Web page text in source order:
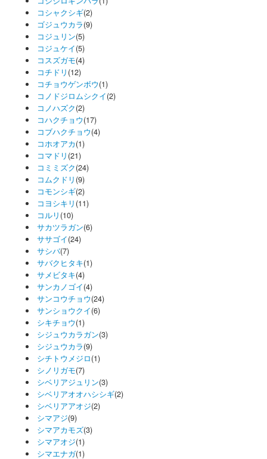
コシャクシギ(2)
ゴジュウカラ(9)
コジュリン(5)
コジュケイ(5)
コスズガモ(4)
コチドリ (12)
コチョウゲンボウ(1)
コノドジロムシクイ(2)
コノハズク(2)
コハクチョウ(17)
コブハクチョウ(4)
コホオアカ(1)
コマドリ (21)
コミミズク(24)
コムクドリ (9)
コモンシギ(2)
コヨシキリ (11)
コルリ (10)
サカツラガン(6)
ササゴイ(24)
サシバ(7)
サバクヒタキ(1)
サメビタキ(4)
サンカノゴイ(4)
サンコウチョウ(24)
サンショウクイ(6)
シキチョウ(1)
シジュウカラガン(3)
シジュウカラ(9)
シチトウメジロ(1)
シノリガモ(7)
シベリアジュリン(3)
シベリアオオハシシギ(2)
シベリアアオジ(2)
シマアジ(9)
シマアカモズ(3)
シマアオジ(1)
シマエナガ(1)